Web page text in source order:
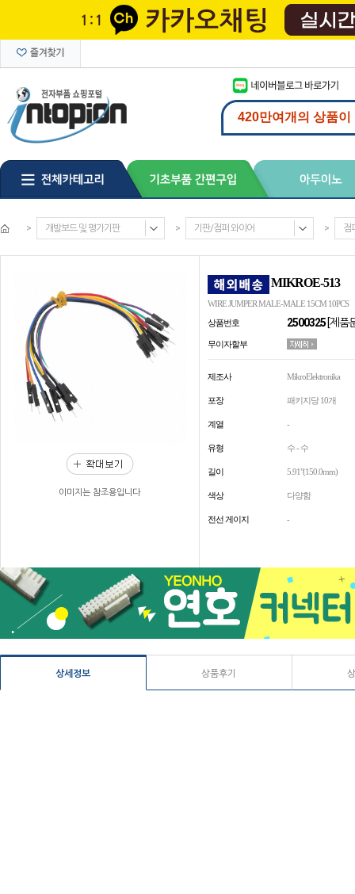
> 개발보드 및 평가기판 > 기판/점퍼 와이어 > 점
이미지는 참조용입니다
MIKROE-513
WIRE JUMPER MALE-MALE 15CM 10PCS
상품번호
2500325 [제품
무이자할부
제조사 MikroElektronika
포장 패키지당 10개
계열 -
유형 수 - 수
길이 5.91"(150.0mm)
색상 다양함
전선 게이지 -
상세정보 상품후기